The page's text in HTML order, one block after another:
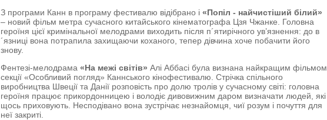
З програми Канн в програму фестивалю відібрано і«Попіл - найчистіший білий»
– новий фільм метра сучасного китайського кінематографа Цзя Чжанке. Головна
героїня цієї кримінальної мелодрами виходить після п´ятирічного ув’язнення: до в
´язниці вона потрапила захищаючи коханого, тепер дівчина хоче побачити його
знову.
Фентезі-мелодрама«На межі світів» Алі Аббасі була визнана найкращим фільмом
секції «Особливий погляд» Каннського кінофестивалю. Стрічка спільного
виробництва Швеції та Данії розповість про долю тролів у сучасному світі: головна
героїня працює прикордонницею і володіє дивовижним даром визначати людей, які
щось приховують. Несподівано вона зустрічає незнайомця, чиї розум і почуття для
неї закриті.